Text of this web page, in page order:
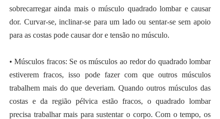
sobrecarregar ainda mais o músculo quadrado lombar e causar
dor. Curvar-se, inclinar-se para um lado ou sentar-se sem apoio
para as costas pode causar dor e tensão no músculo.
• Músculos fracos: Se os músculos ao redor do quadrado lombar
estiverem fracos, isso pode fazer com que outros músculos
trabalhem mais do que deveriam. Quando outros músculos das
costas e da região pélvica estão fracos, o quadrado lombar
precisa trabalhar mais para sustentar o corpo. Com o tempo, os